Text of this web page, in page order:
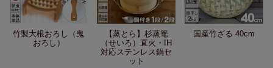
竹製大根おろし（鬼
おろし）
【蒸とら】杉蒸篭
（せいろ）直火・IH
対応ステンレス鍋セ
ット
国産竹ざる 40cm